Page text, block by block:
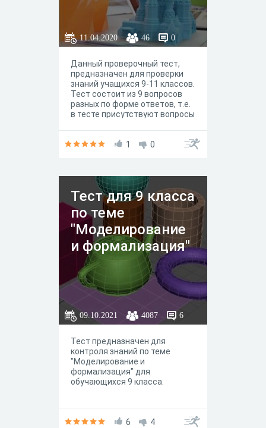
11.04.2020 46 0
Данный проверочный тест,
предназначен для проверки
знаний учащихся 9-11 классов.
Тест состоит из 9 вопросов
разных по форме ответов, т.е.
в тесте присутствуют вопросы
соответствием.
1 0
Тест для 9 класса
по теме
"Моделирование
и формализация"
09.10.2021 4087 6
Тест предназначен для
контроля знаний по теме
"Моделирование и
формализация" для
обучающихся 9 класса.
6 4